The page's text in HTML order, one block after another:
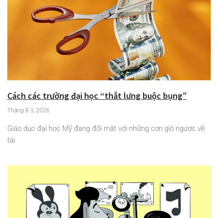
Cách các trường đại học “thắt lưng buộc bụng”
Tháng 8 3, 2026
Giáo dục đại học Mỹ đang đối mặt với những cơn gió ngược về
tài